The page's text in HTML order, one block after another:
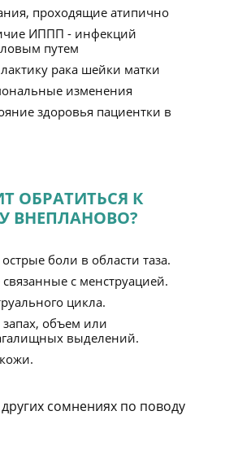
проходящие атипично
ИППП - инфекций
путем
рака шейки матки
изменения
здоровья пациентки в
ОБРАТИТЬСЯ К
ВНЕПЛАНОВО?
боли в области таза.
с менструацией.
цикла.
объем или
выделений.
сомнениях по поводу